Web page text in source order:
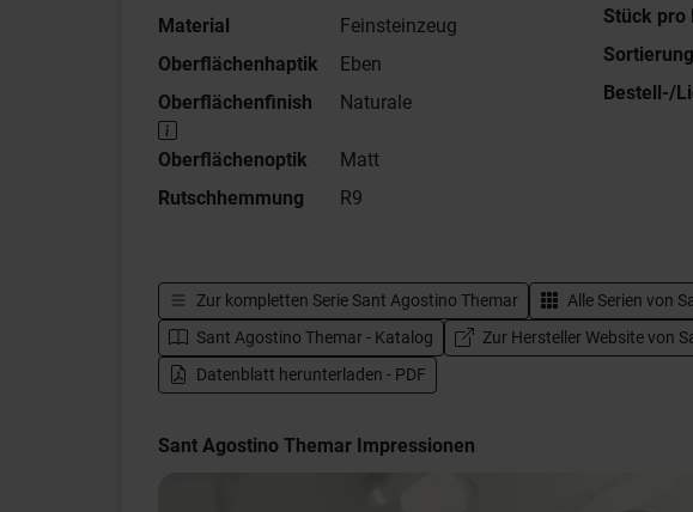
Material
Feinsteinzeug
Oberflächenhaptik
Eben
Oberflächenfinish
Naturale
Oberflächenoptik
Matt
Rutschhemmung
R9
Stück pro
Sortierung
Bestell-/
Zur kompletten Serie Sant Agostino Themar Alle Serien von
Sant Agostino Themar - Katalog
Zur Hersteller Website von
Datenblatt herunterladen - PDF
Sant Agostino Themar Impressionen